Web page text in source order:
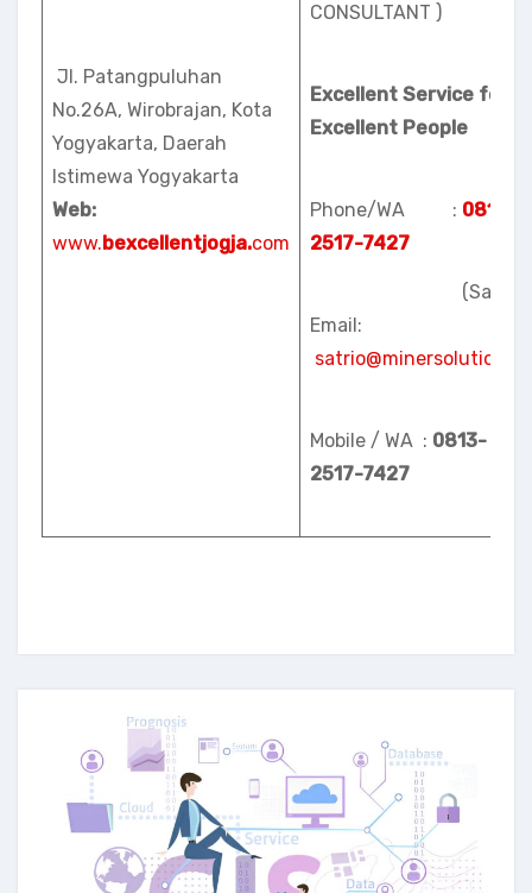
Jl. Patangpuluhan
No.26A, Wirobrajan, Kota
Yogyakarta, Daerah
Istimewa Yogyakarta
Web:
www.bexcellentjogja.com
CONSULTANT )
Excellent Service for
Excellent People
Phone/WA : 0813-
2517-7427
(Satrio)
Email:
satrio@minersolution.id
Mobile / WA : 0813-
2517-7427